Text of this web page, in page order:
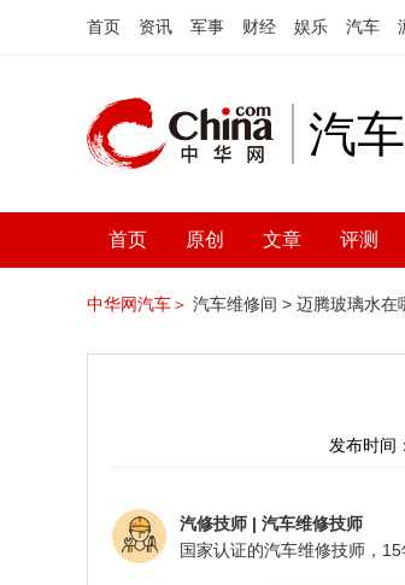
首页 资讯 军事 财经 娱乐 汽车
汽车
首页 原创 文章 评测
中华网汽车＞ 汽车维修间 > 迈腾玻璃水在
发布时间
汽修技师 | 汽车维修技师